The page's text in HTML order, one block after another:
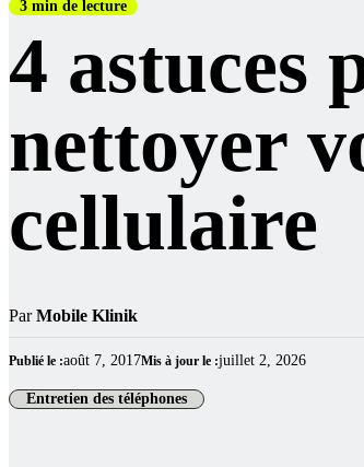
3 min de lecture
4 astuces
nettoyer
cellulaire
ParMobile Klinik
Publié le :août 7, 2017Mis à jour le :juillet 2, 2026
Entretien des téléphones